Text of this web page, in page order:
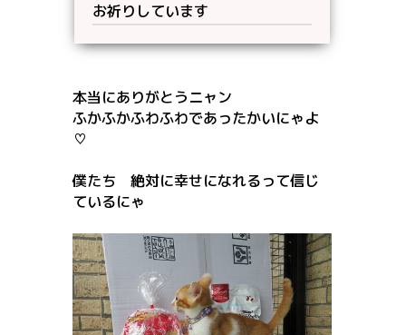
お祈りしています
本当にありがとうニャン
ふかふかふわふわであったかいにゃよ
♡
僕たち 絶対に幸せになれるって信じ
ているにゃ